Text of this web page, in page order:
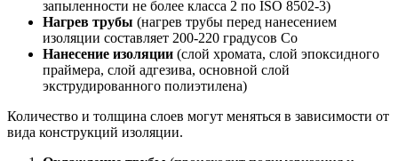
запыленности не более класса 2 по ISO 8502-3)
Нагрев трубы (нагрев трубы перед нанесением
изоляции составляет 200-220 градусов Со
Нанесение изоляции (слой хромата, слой эпоксидного
праймера, слой адгезива, основной слой
экструдированного полиэтилена)
Количество и толщина слоев могут меняться в зависимости от
вида конструкций изоляции.